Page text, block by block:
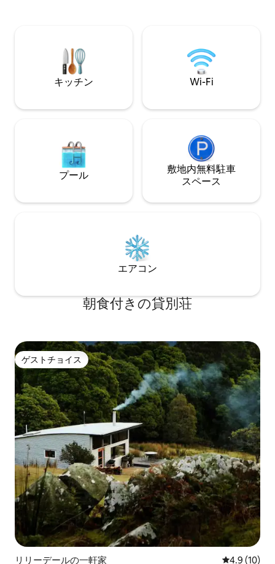
問い合わせください。ホストになれるの
を楽しみにしております。 どうぞよろし
くお願いいたします。 Jen
れには不向きです
キッチン Wi-Fi
プール
敷地内無料駐⁠車
ス⁠ペ⁠ー⁠ス
エアコン
朝食付きの貸別荘
ゲストチョイス
ゲストチョイス
リリーデールの一軒家 レビュー10
4.9 (10)